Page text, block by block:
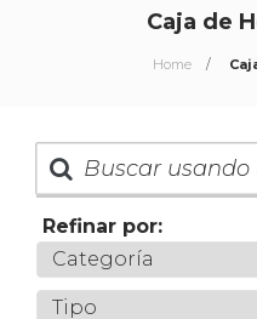
Caja de
Home
Refinar por: